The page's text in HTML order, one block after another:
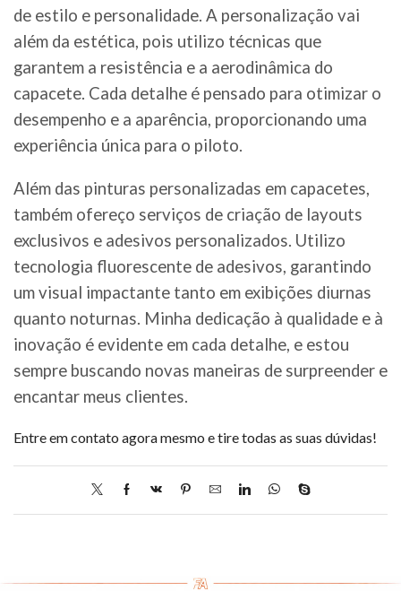
de estilo e personalidade. A personalização vai
além da estética, pois utilizo técnicas que
garantem a resistência e a aerodinâmica do
capacete. Cada detalhe é pensado para otimizar o
desempenho e a aparência, proporcionando uma
experiência única para o piloto.
Além das pinturas personalizadas em capacetes,
também ofereço serviços de criação de layouts
exclusivos e adesivos personalizados. Utilizo
tecnologia fluorescente de adesivos, garantindo
um visual impactante tanto em exibições diurnas
quanto noturnas. Minha dedicação à qualidade e à
inovação é evidente em cada detalhe, e estou
sempre buscando novas maneiras de surpreender e
encantar meus clientes.
Entre em contato agora mesmo e tire todas as suas dúvidas!